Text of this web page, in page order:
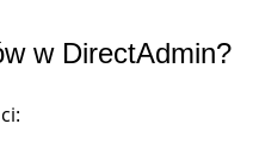
w DirectAdmin?